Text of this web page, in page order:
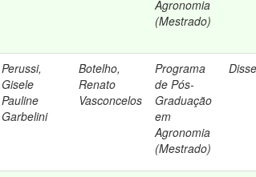
Agronomia
(Mestrado)
Perussi,
Gisele
Pauline
Garbelini
Botelho,
Renato
Vasconcelos
Programa
de Pós-
Graduação
em
Agronomia
(Mestrado)